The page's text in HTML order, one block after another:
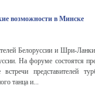
возможности в Минске
Белоруссии и Шри-
На форуме состоятся
представителей
танца и...